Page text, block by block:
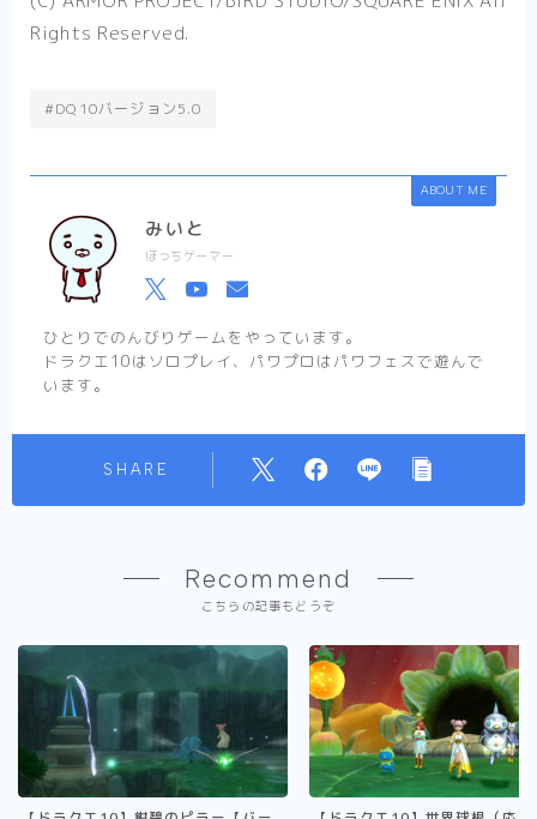
Rights Reserved.
#DQ10バージョン5.0
ABOUT ME
みいと
ぼっちゲーマー
ひとりでのんびりゲームをやっています。
ドラクエ10はソロプレイ、パワプロはパワフェスで遊んで
います。
SHARE
Recommend
こちらの記事もどうぞ